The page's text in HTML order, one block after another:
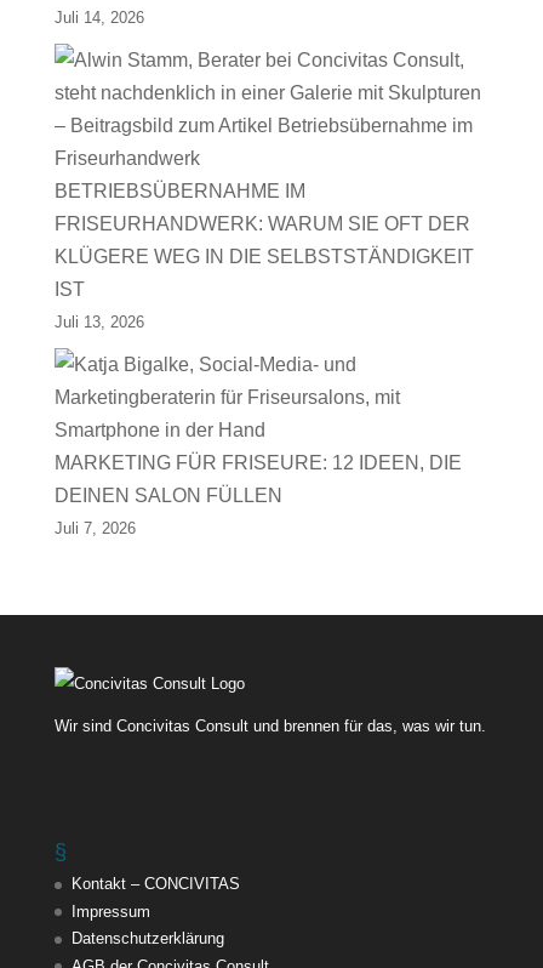
Juli 14, 2026
BETRIEBSÜBERNAHME IM
FRISEURHANDWERK: WARUM SIE OFT DER
KLÜGERE WEG IN DIE SELBSTSTÄNDIGKEIT
IST
Juli 13, 2026
MARKETING FÜR FRISEURE: 12 IDEEN, DIE
DEINEN SALON FÜLLEN
Juli 7, 2026
Wir sind Concivitas Consult und brennen für das, was wir tun.
§
Kontakt – CONCIVITAS
Impressum
Datenschutzerklärung